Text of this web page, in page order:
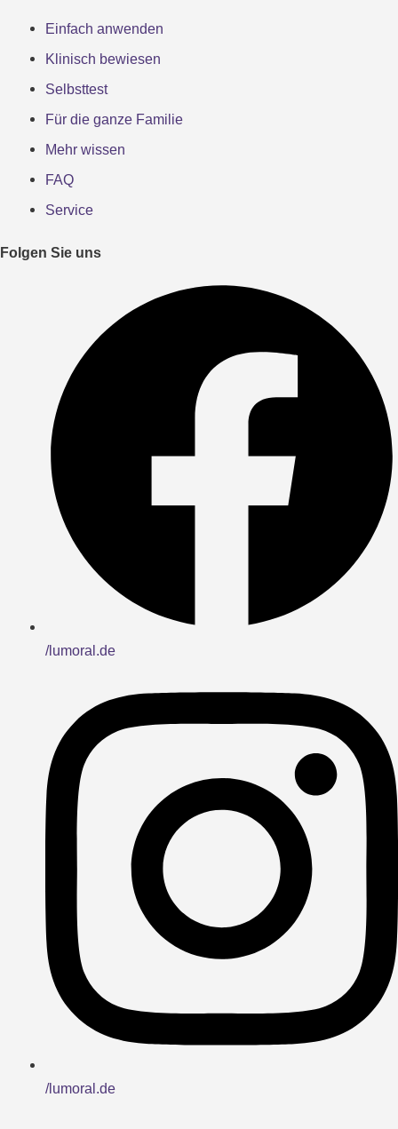
Einfach anwenden
Klinisch bewiesen
Selbsttest
Für die ganze Familie
Mehr wissen
FAQ
Service
Folgen Sie uns
/lumoral.de
/lumoral.de